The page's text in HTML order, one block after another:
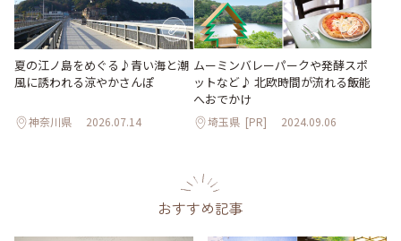
夏の江ノ島をめぐる♪青い海と潮
風に誘われる涼やかさんぽ
神奈川県 2026.07.14
ムーミンバレーパークや発酵スポ
ットなど♪ 北欧時間が流れる飯能
へおでかけ
埼玉県 [PR] 2024.09.06
おすすめ記事